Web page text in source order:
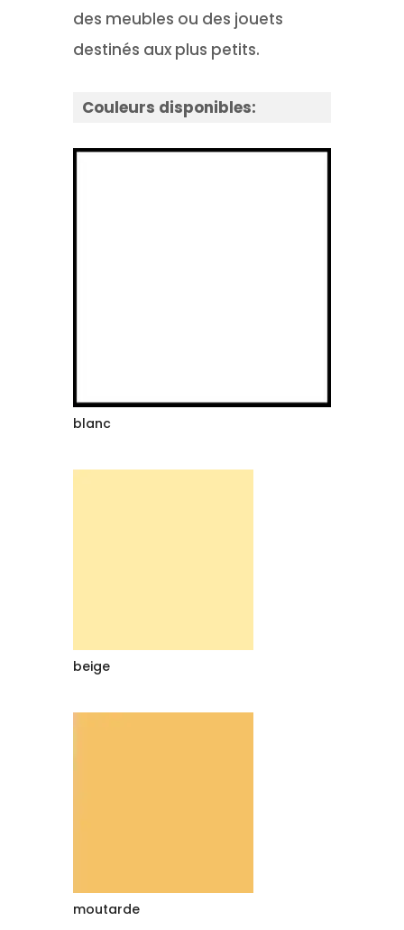
des meubles ou des jouets
destinés aux plus petits.
Couleurs disponibles:
blanc
beige
moutarde